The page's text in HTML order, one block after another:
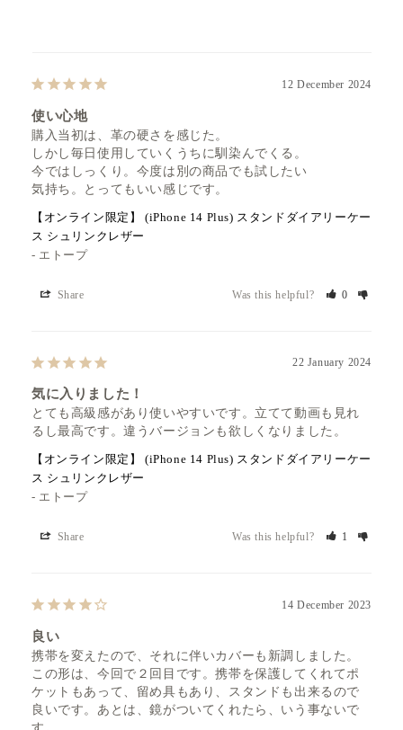
12 December 2024
使い心地
購入当初は、革の硬さを感じた。
しかし毎日使用していくうちに馴染んでくる。
今ではしっくり。今度は別の商品でも試したい
気持ち。とってもいい感じです。
【オンライン限定】 (iPhone 14 Plus) スタンドダイアリーケー
ス シュリンクレザー
エトープ
Share Was this helpful? 0
22 January 2024
気に入りました！
とても高級感があり使いやすいです。立てて動画も見れ
るし最高です。違うバージョンも欲しくなりました。
【オンライン限定】 (iPhone 14 Plus) スタンドダイアリーケー
ス シュリンクレザー
エトープ
Share Was this helpful? 1
14 December 2023
良い
携帯を変えたので、それに伴いカバーも新調しました。
この形は、今回で２回目です。携帯を保護してくれてポ
ケットもあって、留め具もあり、スタンドも出来るので
良いです。あとは、鏡がついてくれたら、いう事ないで